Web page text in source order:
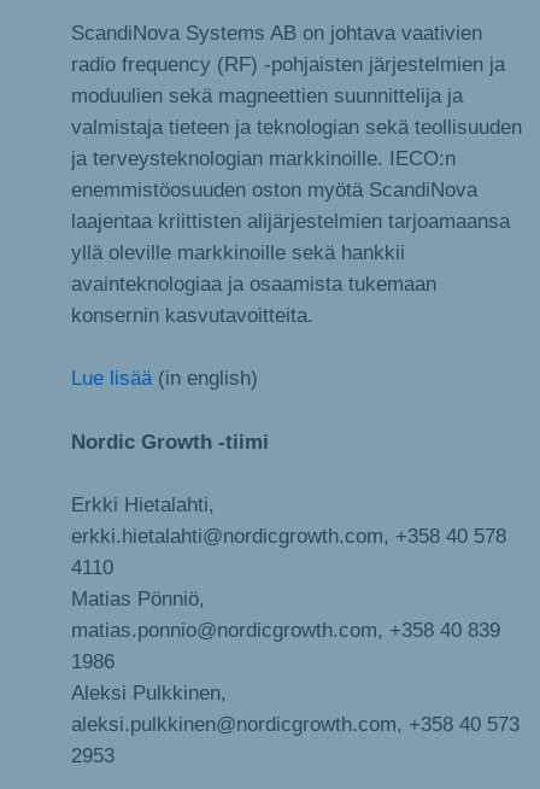
ScandiNova Systems AB on johtava vaativien
radio frequency (RF) -pohjaisten järjestelmien ja
moduulien sekä magneettien suunnittelija ja
valmistaja tieteen ja teknologian sekä teollisuuden
ja terveysteknologian markkinoille. IECO:n
enemmistöosuuden oston myötä ScandiNova
laajentaa kriittisten alijärjestelmien tarjoamaansa
yllä oleville markkinoille sekä hankkii
avainteknologiaa ja osaamista tukemaan
konsernin kasvutavoitteita.
Lue lisää (in english)
Nordic Growth -tiimi
Erkki Hietalahti,
erkki.hietalahti@nordicgrowth.com, +358 40 578
4110
Matias Pönniö,
matias.ponnio@nordicgrowth.com, +358 40 839
1986
Aleksi Pulkkinen,
aleksi.pulkkinen@nordicgrowth.com, +358 40 573
2953